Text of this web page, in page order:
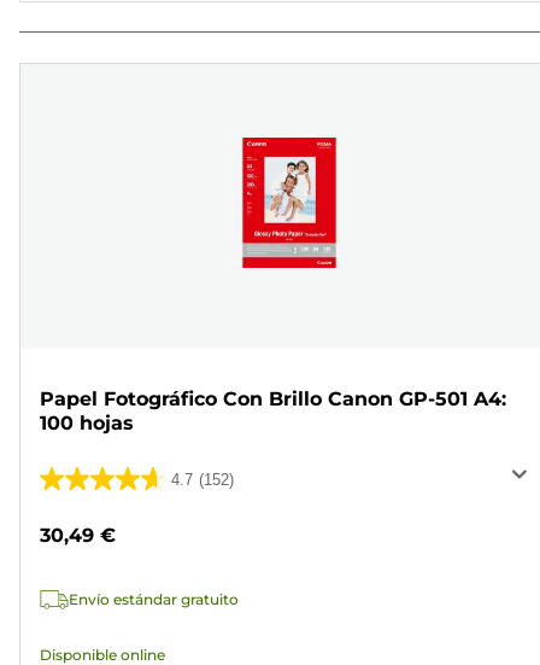
Papel Fotográfico Con Brillo Canon GP-501 A4:
100 hojas
4.7 (152)
4.7
5
152
30,49 €
Envío estándar gratuito
Disponible online